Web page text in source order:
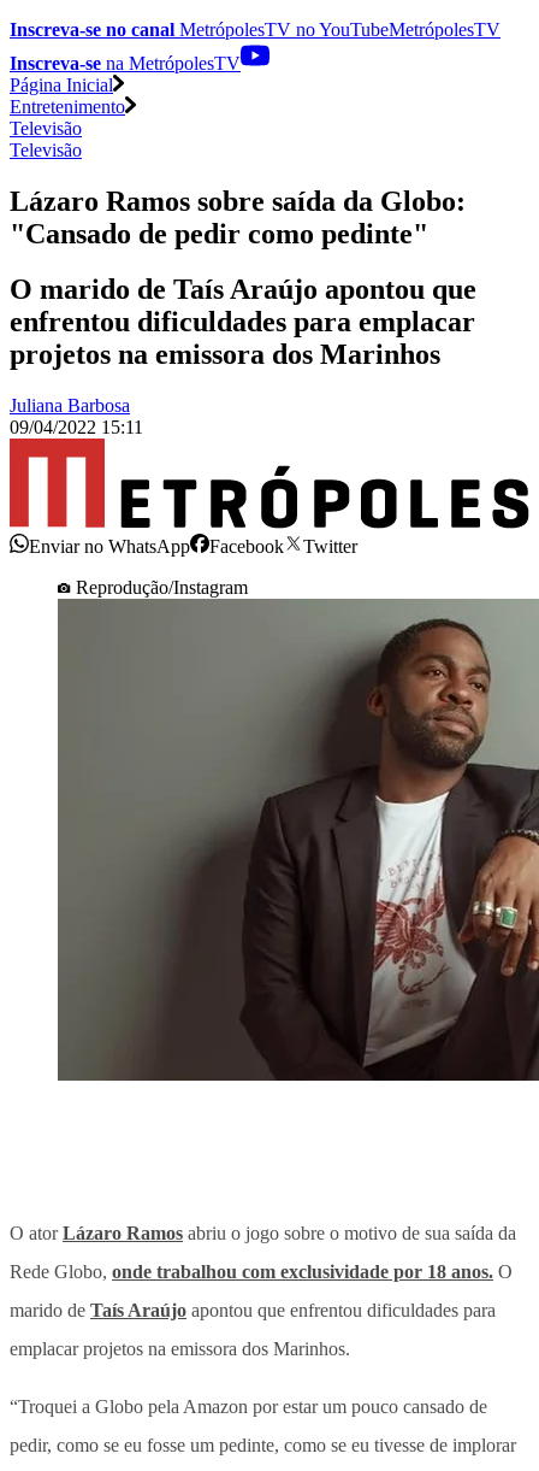
Inscreva-se no canal MetrópolesTV noYouTubeMetrópolesTV
Inscreva-se na MetrópolesTV
Página Inicial
Entretenimento
Televisão
Televisão
Lázaro Ramos sobre saída da Globo:
"Cansado de pedir como pedinte"
O marido de Taís Araújo apontou que
enfrentou dificuldades para emplacar
projetos na emissora dos Marinhos
Juliana Barbosa
09/04/2022 15:11
Enviar no WhatsApp Facebook
Twitter
Reprodução/Instagram
O atorLázaro Ramos abriu o jogo sobre o motivo de sua saída da
Rede Globo, onde trabalhou com exclusividade por 18 anos. O
marido de Taís Araújo apontou que enfrentou dificuldades para
emplacar projetos na emissora dos Marinhos.
“Troquei a Globo pela Amazon por estar um pouco cansado de
pedir, como se eu fosse um pedinte, como se eu tivesse de implorar